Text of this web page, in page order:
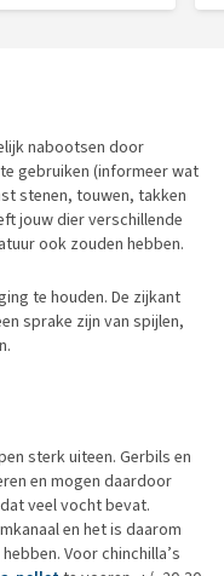
nabootsen door
gebruiken (informeer wat
stenen, touwen, takken
jouw dier verschillende
ook zouden hebben.
te houden. De zijkant
sprake zijn van spijlen,
sterk uiteen. Gerbils en
en mogen daardoor
veel vocht bevat.
en het is daarom
Voor chinchilla’s